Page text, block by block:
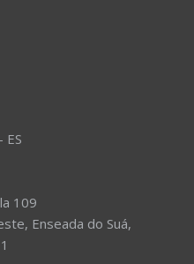
ES
109
Enseada do Suá,